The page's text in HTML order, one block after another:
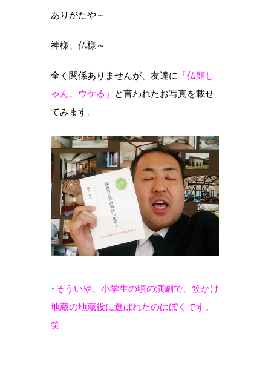
ありがたや～
神様、仏様～
全く関係ありませんが、友達に 「仏顔じ
ゃん、ウケる」 と言われたお写真を載せ
てみます。
↑そういや、小学生の頃の演劇で、笠かけ
地蔵の地蔵役に選ばれたのはぼくです。
笑